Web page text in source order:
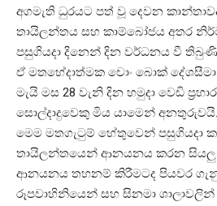
අගමැති ධුරයට පත් වූ දෙවන
තායිලන්තය සහ කාම්බෝජය අතර
පසුගියදා දිනෙන් දින වර්ධනය වී
ඒ මතභේදාත්මක චොං බොක්
මැයි මස 28 වැනි දින හමුදා වෙඩි
සොල්දාදුවෙකු මිය යාමෙන් අනතුරුවයි.
මෙම මතගැටුම් හේතුවෙන් පසුගියදා
තායිලන්තයෙන් ආනයනය කරන සියලු
ආනයනය තහනම් කිරීමටද පියවර
රූපවාහිනියෙන් සහ සිනමා ශාලාවලින්